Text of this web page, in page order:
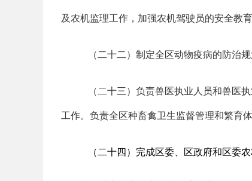
及农机监理工作，加强农机驾驶员的安全教
（二十二）制定全区动物疫病的防治
（二十三）负责兽医执业人员和兽医
工作。负责全区种畜禽卫生监督管理和繁育体
（二十四）完成区委、区政府和区委